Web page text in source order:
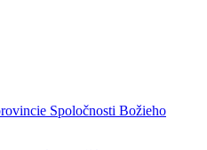
Spoločnosti Božieho